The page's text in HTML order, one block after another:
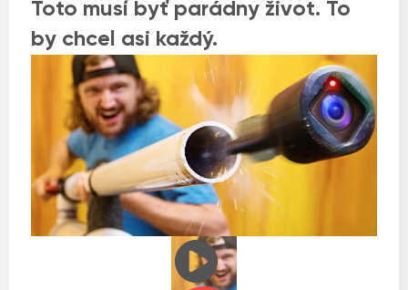
Toto musí byť parádny život. To
by chcel asi každý.